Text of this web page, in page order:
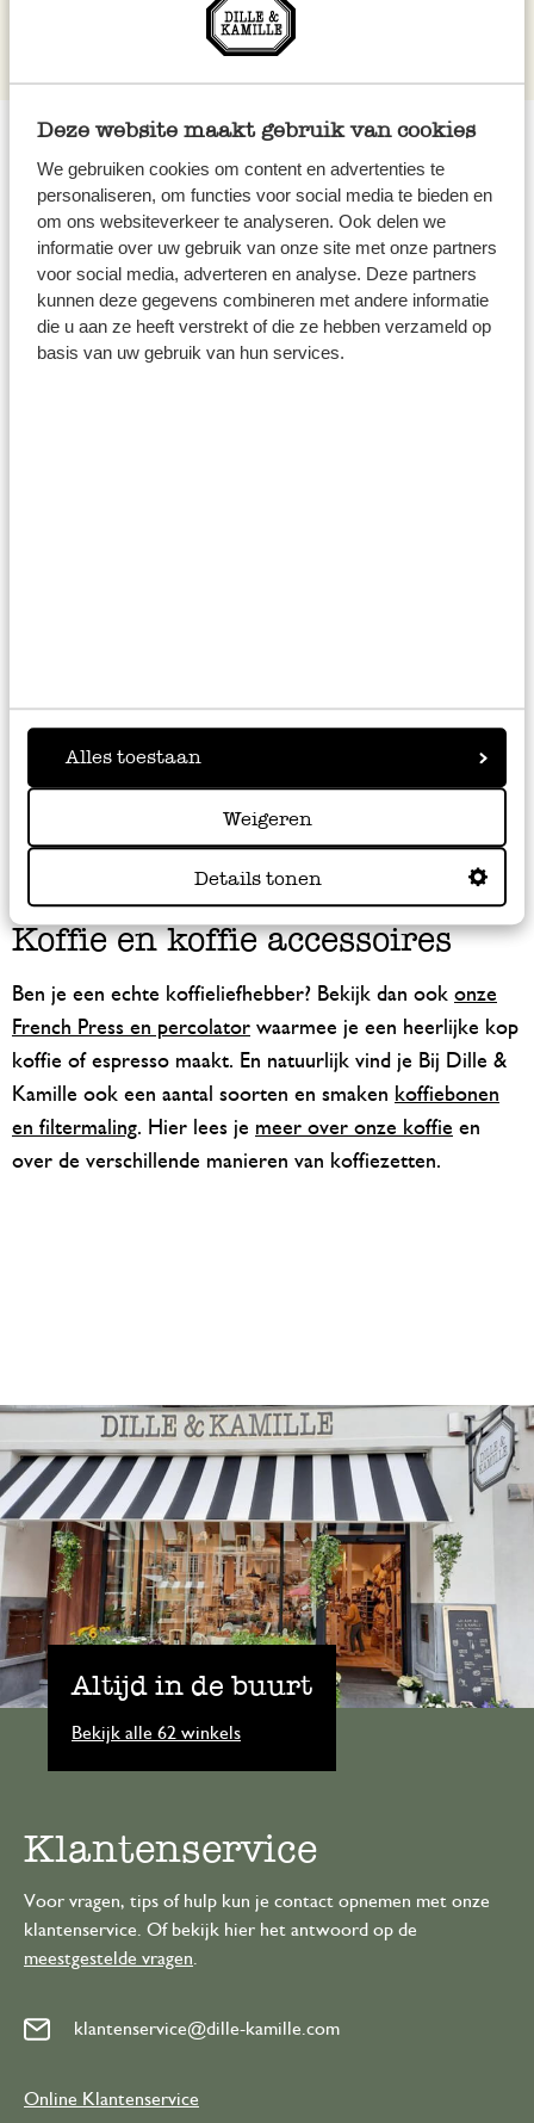
Deze website maakt gebruik van cookies
We gebruiken cookies om content en advertenties te
personaliseren, om functies voor social media te bieden en
om ons websiteverkeer te analyseren. Ook delen we
informatie over uw gebruik van onze site met onze partners
voor social media, adverteren en analyse. Deze partners
kunnen deze gegevens combineren met andere informatie
die u aan ze heeft verstrekt of die ze hebben verzameld op
basis van uw gebruik van hun services.
Alles toestaan
Weigeren
Details tonen
Herbruikbare koffiefilters van
roestvrij staal
Met onze herbruikbare rvs koffiefilter zet je zelf heerlijke
koffie. Dit koffiefilter hebben wij in 2 verschillende
maten, allebei met een fijne gaatjesstructuur en
onbeperkt her te gebruiken. Na gebruik spoel je de filters
koffiekan met herbruikbare filter waarmee je heerlijke
‘slow drip’ koffie zet. Bekijk de video op de
productpagina hoe dit werkt! Of kies voor een koffiefilter
houder van porselein. Hierin kun je ook een herbruikbaar
Koffie en koffie accessoires
Ben je een echte koffieliefhebber? Bekijk dan ook onze
French Press en percolator waarmee je een heerlijke kop
koffie of espresso maakt. En natuurlijk vind je Bij Dille &
Kamille ook een aantal soorten en smaken koffiebonen
en filtermaling. Hier lees je meer over onze koffie en
over de verschillende manieren van koffiezetten.
Altijd in de buurt
Bekijk alle 62 winkels
Klantenservice
Voor vragen, tips of hulp kun je contact opnemen met onze
klantenservice. Of bekijk hier het antwoord op de
meestgestelde vragen
klantenservice@dille-kamille.com
Online Klantenservice